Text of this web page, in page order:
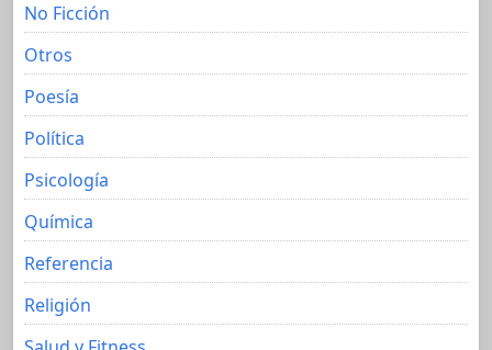
No Ficción
Otros
Poesía
Política
Psicología
Química
Referencia
Religión